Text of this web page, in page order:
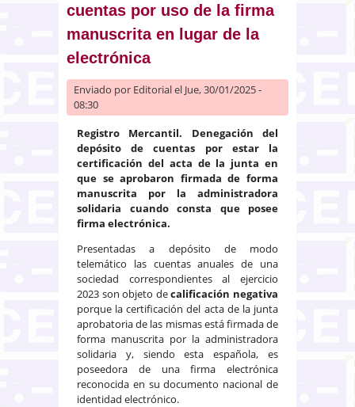
cuentas por uso de la firma
manuscrita en lugar de la
electrónica
Enviado por Editorialel Jue, 30/01/2025 -
08:30
Registro Mercantil. Denegación del
depósito de cuentas por estar la
certificación del acta de la junta en
que se aprobaron firmada de forma
manuscrita por la administradora
solidaria cuando consta que posee
firma electrónica.
Presentadas a depósito de modo
telemático las cuentas anuales de una
sociedad correspondientes al ejercicio
2023 son objeto decalificación negativa
porque la certificación del acta de la junta
aprobatoria de las mismas está firmada de
forma manuscrita por la administradora
solidaria y, siendo esta española, es
poseedora de una firma electrónica
reconocida en su documento nacional de
identidad electrónico.